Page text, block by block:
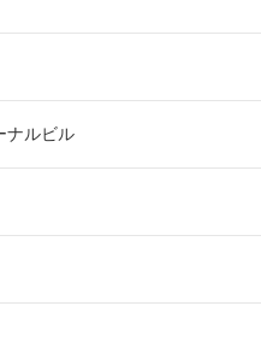
ナルビル